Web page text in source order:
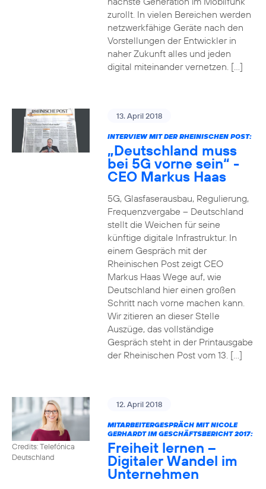
zurollt. In vielen Bereichen werden
netzwerkfähige Geräte nach den
Vorstellungen der Entwickler in
naher Zukunft alles und jeden
digital miteinander vernetzen. […]
13. April 2018
INTERVIEW MIT DER RHEINISCHEN POST:
„Deutschland muss
bei 5G vorne sein“ -
CEO Markus Haas
5G, Glasfaserausbau, Regulierung,
Frequenzvergabe – Deutschland
stellt die Weichen für seine
künftige digitale Infrastruktur. In
einem Gespräch mit der
Rheinischen Post zeigt CEO
Markus Haas Wege auf, wie
Deutschland hier einen großen
Schritt nach vorne machen kann.
Wir zitieren an dieser Stelle
Auszüge, das vollständige
Gespräch steht in der Printausgabe
der Rheinischen Post vom 13. […]
Credits: Telefónica
Deutschland
12. April 2018
MITARBEITERGESPRÄCH MIT NICOLE
GERHARDT IM GESCHÄFTSBERICHT 2017:
Freiheit lernen –
Digitaler Wandel im
Unternehmen